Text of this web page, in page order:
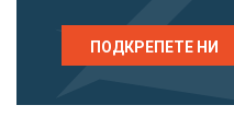
ПОДКРЕПЕТЕ НИ